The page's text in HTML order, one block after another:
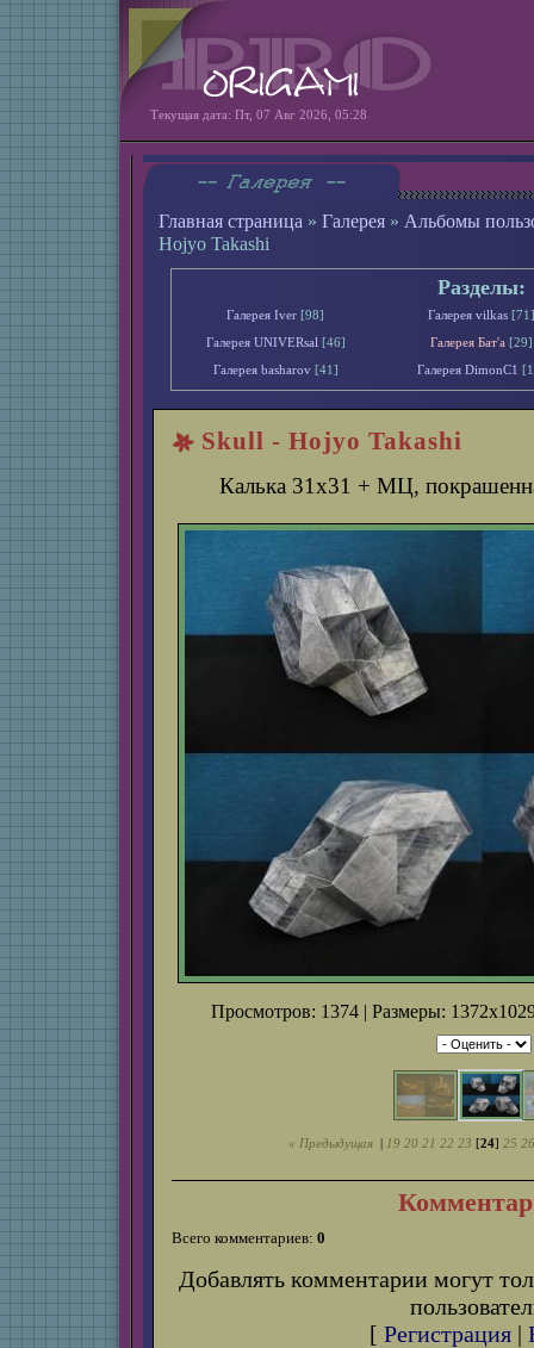
Текущая дата: Пт, 07 Авг 2026, 05:28
Главная страница » Галерея » Альбомы
Hojyo Takashi
Разделы:
Галерея Iver [98] Галерея vilkas [71]
Галерея UNIVERsal [46] Галерея Бат'а [29]
Галерея basharov [41] Галерея DimonС1
Skull - Hojyo Takashi
Калька 31х31 + МЦ,
Просмотров: 1374 | Размеры:
« Предыдущая 19 20 21 22 23 [24] 25 26
Всего комментариев: 0
Добавлять комментарии могут
[ Регистрация |